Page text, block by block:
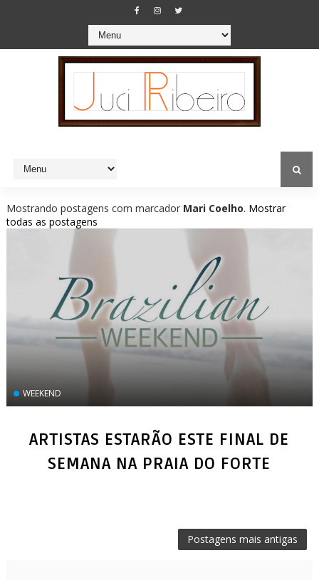
Mostrando postagens com marcador Mari Coelho. Mostrar
todas as postagens
WEEKEND
ARTISTAS ESTARÃO ESTE FINAL DE
SEMANA NA PRAIA DO FORTE
Postagens mais antigas